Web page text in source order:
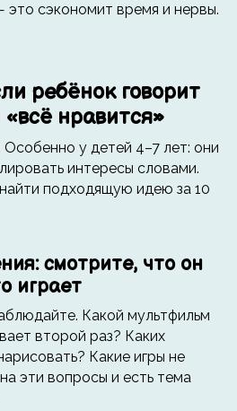
это сэкономит время и нервы.
ребёнок говорит
нравится»
Особенно у детей 4–7 лет: они
интересы словами.
подходящую идею за 10
смотрите, что он
играет
Какой мультфильм
второй раз? Каких
Какие игры не
эти вопросы и есть тема